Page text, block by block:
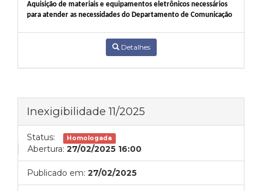
Aquisição de materiais e equipamentos eletrônicos necessários
para atender as necessidades do Departamento de Comunicação
Detalhes
Inexigibilidade 11/2025
Status: Homologada
Abertura: 27/02/2025 16:00
Publicado em: 27/02/2025